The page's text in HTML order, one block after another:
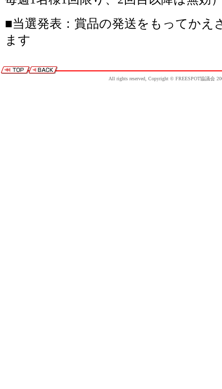
■当選発表：賞品の発送をもってかえ
ます
All rights reserved, Copyright © FREESPOT協議会